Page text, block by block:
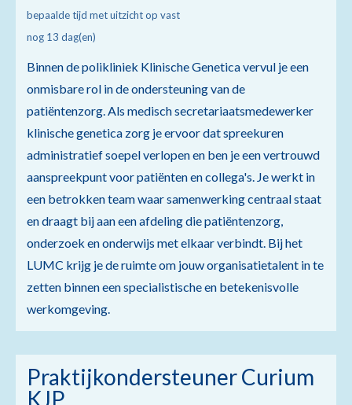
bepaalde tijd met uitzicht op vast
nog 13 dag(en)
Binnen de polikliniek Klinische Genetica vervul je een
onmisbare rol in de ondersteuning van de
patiëntenzorg. Als medisch secretariaatsmedewerker
klinische genetica zorg je ervoor dat spreekuren
administratief soepel verlopen en ben je een vertrouwd
aanspreekpunt voor patiënten en collega's. Je werkt in
een betrokken team waar samenwerking centraal staat
en draagt bij aan een afdeling die patiëntenzorg,
onderzoek en onderwijs met elkaar verbindt. Bij het
LUMC krijg je de ruimte om jouw organisatietalent in te
zetten binnen een specialistische en betekenisvolle
werkomgeving.
Praktijkondersteuner Curium
KJP